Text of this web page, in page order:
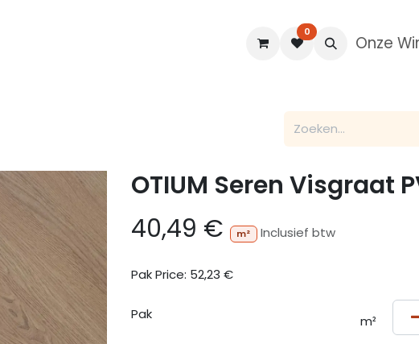
Blogs
0
Onze
OTIUM Seren Visgraat
40,49 € m² Inclusief btw
Pak Price: 52,23 €
Pak m²